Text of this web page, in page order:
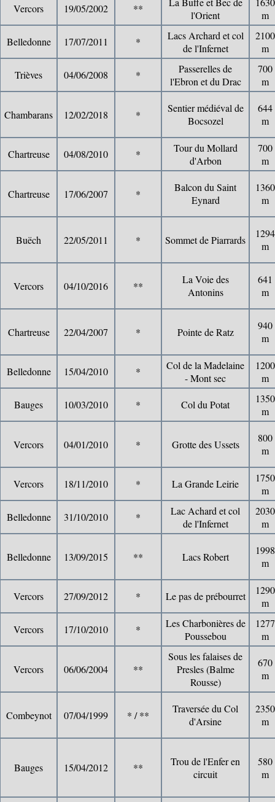
Vercors 19/05/2002 **
l'Orient
m
Belledonne 17/07/2011 *
Lacs Archard et col
de l'Infernet
2100
m
Trièves 04/06/2008 *
Passerelles de
l'Ebron et du Drac
700
m
Chambarans 12/02/2018 *
Sentier médiéval de
Bocsozel
644
m
Chartreuse 04/08/2010 *
Tour du Mollard
d'Arbon
700
m
Chartreuse 17/06/2007 *
Balcon du Saint
Eynard
1360
m
Buëch 22/05/2011 * Sommet de Piarrards
1294
m
Vercors 04/10/2016 **
La Voie des
Antonins
641
m
Chartreuse 22/04/2007 * Pointe de Ratz
940
m
Belledonne 15/04/2010 *
Col de la Madelaine
- Mont sec
1200
m
Bauges 10/03/2010 * Col du Potat
1350
m
Vercors 04/01/2010 * Grotte des Ussets
800
m
Vercors 18/11/2010 * La Grande Leirie
1750
m
Belledonne 31/10/2010 *
Lac Achard et col
de l'Infernet
2030
m
Belledonne 13/09/2015 ** Lacs Robert
1998
m
Vercors 27/09/2012 * Le pas de prébourret
1290
m
Vercors 17/10/2010 *
Les Charbonières de
Poussebou
1277
m
Vercors 06/06/2004 **
Sous les falaises de
Presles (Balme
Rousse)
670
m
Combeynot 07/04/1999 * / **
Traversée du Col
d'Arsine
2350
m
Bauges 15/04/2012 **
Trou de l'Enfer en
circuit
580
m